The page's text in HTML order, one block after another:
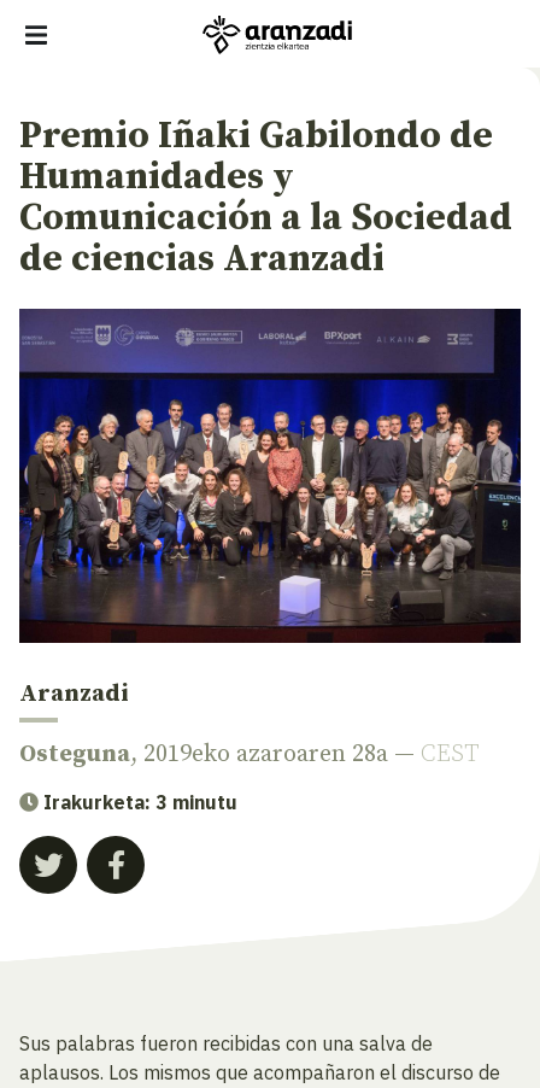
Premio Iñaki Gabilondo de
Humanidades y
Comunicación a la Sociedad
de ciencias Aranzadi
Aranzadi
Osteguna, 2019eko azaroaren 28a — CEST
Irakurketa: 3 minutu
Sus palabras fueron recibidas con una salva de
aplausos. Los mismos que acompañaron el discurso de